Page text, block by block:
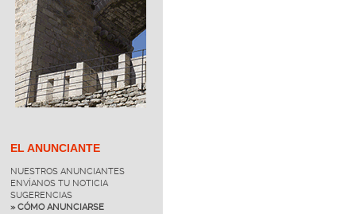
EL ANUNCIANTE
NUESTROS ANUNCIANTES
ENVÍANOS TU NOTICIA
SUGERENCIAS
» CÓMO ANUNCIARSE